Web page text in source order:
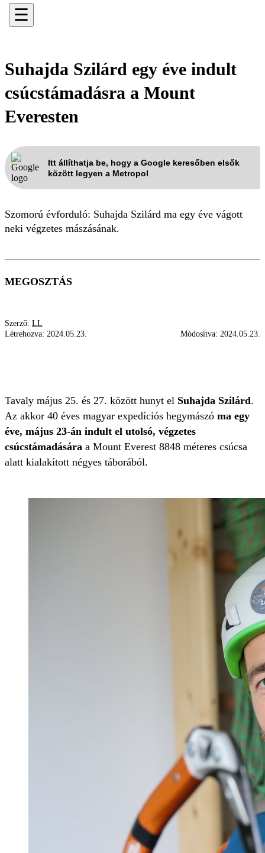
☰
Suhajda Szilárd egy éve indult
csúcstámadásra a Mount
Everesten
Itt állíthatja be, hogy a Google keresőben elsők
között legyen a Metropol
Szomorú évforduló: Suhajda Szilárd ma egy éve vágott
neki végzetes mászásának.
MEGOSZTÁS
Szerző: LL
Létrehozva: 2024.05.23. Módosítva: 2024.05.23.
Tavaly május 25. és 27. között hunyt el Suhajda Szilárd.
Az akkor 40 éves magyar expedíciós hegymászó ma egy
éve, május 23-án indult el utolsó, végzetes
csúcstámadására a Mount Everest 8848 méteres csúcsa
alatt kialakított négyes táborából.